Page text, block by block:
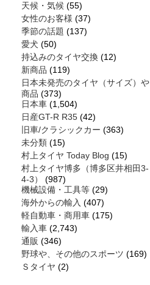
天候・気候 (55)
女性のお客様 (37)
季節の話題 (137)
愛犬 (50)
持込みのタイヤ交換 (12)
新商品 (119)
日本未発売のタイヤ（サイズ）や
商品 (373)
日本車 (1,504)
日産GT-R R35 (42)
旧車/クラシックカー (363)
未分類 (15)
村上タイヤ Today Blog (15)
村上タイヤ博多（博多区井相田3-
4-3）
(987)
機械設備・工具等 (29)
海外からの輸入 (407)
軽自動車・商用車 (175)
輸入車 (2,743)
通販 (346)
野球や、その他のスポーツ (169)
Ｓタイヤ (2)